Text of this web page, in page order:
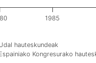
hauteskundeak
Kongresurako
1985